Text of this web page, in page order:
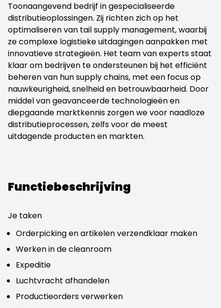
Toonaangevend bedrijf in gespecialiseerde
distributieoplossingen. Zij richten zich op het
optimaliseren van tail supply management, waarbij
ze complexe logistieke uitdagingen aanpakken met
innovatieve strategieën. Het team van experts staat
klaar om bedrijven te ondersteunen bij het efficiënt
beheren van hun supply chains, met een focus op
nauwkeurigheid, snelheid en betrouwbaarheid. Door
middel van geavanceerde technologieën en
diepgaande marktkennis zorgen we voor naadloze
distributieprocessen, zelfs voor de meest
uitdagende producten en markten.
Functiebeschrijving
Je taken
Orderpicking en artikelen verzendklaar maken
Werken in de cleanroom
Expeditie
Luchtvracht afhandelen
Productieorders verwerken